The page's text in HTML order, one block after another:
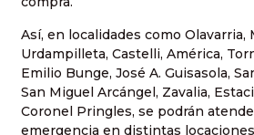
Así, en localidades como Olavarria,
Urdampilleta, Castelli, América,
Emilio Bunge, José A. Guisasola,
San Miguel Arcángel, Zavalia,
Coronel Pringles, se podrán
emergencia en distintas